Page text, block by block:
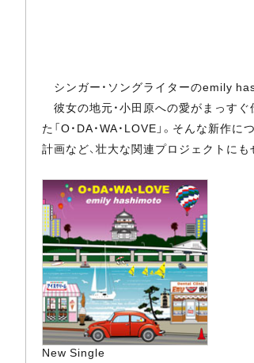
シンガー・ソングライターのemily
彼女の地元・小田原への愛がまっす
た「O・DA・WA・LOVE」。そんな新
計画など、壮大な関連プロジェクトにも
New Single